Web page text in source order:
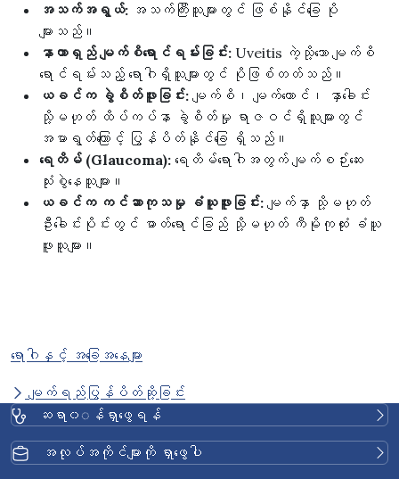
အသက်အရွယ်: အသက်ကြီးသူများတွင် ဖြစ်နိုင်ခြေ ပို
များသည်။
နာတာရှည် မျက်စိရောင်ရမ်းခြင်း: Uveitis ကဲ့သို့သော မျက်စိ
ရောင်ရမ်းသည့် ရောဂါရှိသူများတွင် ပိုဖြစ်တတ်သည်။
ယခင်က ခွဲစိတ်ဖူးခြင်း: မျက်စိ၊ မျက်တောင်၊ နှာခေါင်း
သို့မဟုတ် ထိပ်ကပ်နာ ခွဲစိတ်မှု ရာဇဝင်ရှိသူများတွင်
အမာရွတ်ကြောင့် ပြွန်ပိတ်နိုင်ခြေ ရှိသည်။
ရေတိမ် (Glaucoma): ရေတိမ်ရောဂါအတွက် မျက်စဉ်းဆေး
သုံးစွဲနေသူများ။
ယခင်က ကင်ဆာကုသမှု ခံယူဖူးခြင်း: မျက်နှာ သို့မဟုတ်
ဦးခေါင်းပိုင်းတွင် ဓာတ်ရောင်ခြည် သို့မဟုတ် ကီမိုကုထုံး ခံယူ
ဖူးသူများ။
ရောဂါနှင့် အခြေအနေများ
မျက်ရည်ပြွန်ပိတ်ဆို့ခြင်း
ဆရာ၀◌န်ရှာဖွေရန်
အလုပ်အကိုင်များကို ရှာဖွေပါ